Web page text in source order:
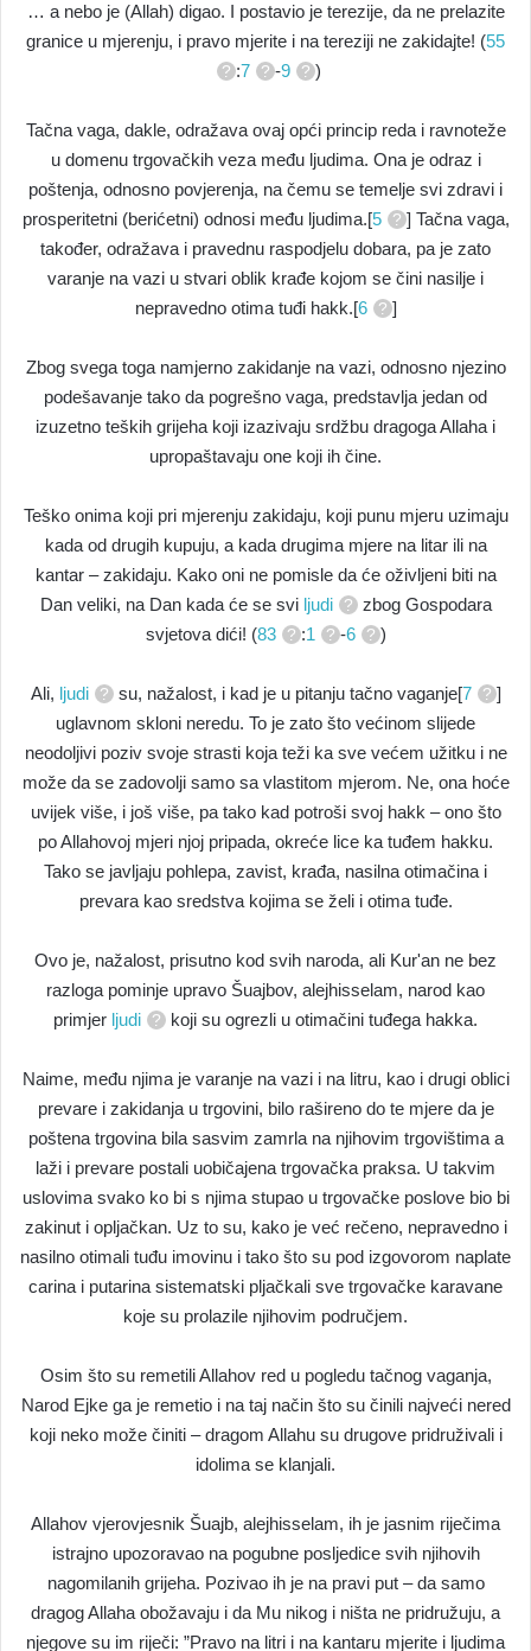
… a nebo je (Allah) digao. I postavio je terezije, da ne prelazite
granice u mjerenju, i pravo mjerite i na tereziji ne zakidajte! (55
:7 -9 )
Tačna vaga, dakle, odražava ovaj opći princip reda i ravnoteže
u domenu trgovačkih veza među ljudima. Ona je odraz i
poštenja, odnosno povjerenja, na čemu se temelje svi zdravi i
prosperitetni (berićetni) odnosi među ljudima.[5
] Tačna vaga,
također, odražava i pravednu raspodjelu dobara, pa je zato
varanje na vazi u stvari oblik krađe kojom se čini nasilje i
nepravedno otima tuđi hakk.[6 ]
Zbog svega toga namjerno zakidanje na vazi, odnosno njezino
podešavanje tako da pogrešno vaga, predstavlja jedan od
izuzetno teških grijeha koji izazivaju srdžbu dragoga Allaha i
upropaštavaju one koji ih čine.
Teško onima koji pri mjerenju zakidaju, koji punu mjeru uzimaju
kada od drugih kupuju, a kada drugima mjere na litar ili na
kantar – zakidaju. Kako oni ne pomisle da će oživljeni biti na
Dan veliki, na Dan kada će se svi ljudi
zbog Gospodara
svjetova dići! (83 :1 -6 )
Ali, ljudi su, nažalost, i kad je u pitanju tačno vaganje[7
]
uglavnom skloni neredu. To je zato što većinom slijede
neodoljivi poziv svoje strasti koja teži ka sve većem užitku i ne
može da se zadovolji samo sa vlastitom mjerom. Ne, ona hoće
uvijek više, i još više, pa tako kad potroši svoj hakk – ono što
po Allahovoj mjeri njoj pripada, okreće lice ka tuđem hakku.
Tako se javljaju pohlepa, zavist, krađa, nasilna otimačina i
prevara kao sredstva kojima se želi i otima tuđe.
Ovo je, nažalost, prisutno kod svih naroda, ali Kur'an ne bez
razloga pominje upravo Šuajbov, alejhisselam, narod kao
primjer ljudi koji su ogrezli u otimačini tuđega hakka.
Naime, među njima je varanje na vazi i na litru, kao i drugi oblici
prevare i zakidanja u trgovini, bilo rašireno do te mjere da je
poštena trgovina bila sasvim zamrla na njihovim trgovištima a
laži i prevare postali uobičajena trgovačka praksa. U takvim
uslovima svako ko bi s njima stupao u trgovačke poslove bio bi
zakinut i opljačkan. Uz to su, kako je već rečeno, nepravedno i
nasilno otimali tuđu imovinu i tako što su pod izgovorom naplate
carina i putarina sistematski pljačkali sve trgovačke karavane
koje su prolazile njihovim područjem.
Osim što su remetili Allahov red u pogledu tačnog vaganja,
Narod Ejke ga je remetio i na taj način što su činili najveći nered
koji neko može činiti – dragom Allahu su drugove pridruživali i
idolima se klanjali.
Allahov vjerovjesnik Šuajb, alejhisselam, ih je jasnim riječima
istrajno upozoravao na pogubne posljedice svih njihovih
nagomilanih grijeha. Pozivao ih je na pravi put – da samo
dragog Allaha obožavaju i da Mu nikog i ništa ne pridružuju, a
njegove su im riječi: ”Pravo na litri i na kantaru mjerite i ljudima